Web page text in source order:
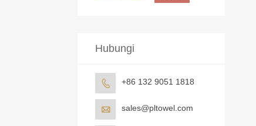
Hubungi
 +86 132 9051 1818
 sales@pltowel.com